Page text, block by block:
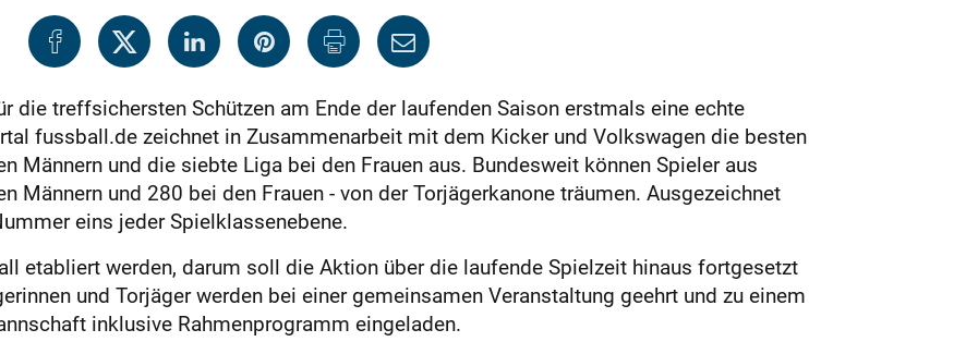
die treffsichersten Schützen am Ende der laufenden Saison erstmals eine echte
fussball.de zeichnet in Zusammenarbeit mit dem Kicker und Volkswagen die besten
Männern und die siebte Liga bei den Frauen aus. Bundesweit können Spieler aus
Männern und 280 bei den Frauen - von der Torjägerkanone träumen. Ausgezeichnet
eins jeder Spielklassenebene.
etabliert werden, darum soll die Aktion über die laufende Spielzeit hinaus fortgesetzt
und Torjäger werden bei einer gemeinsamen Veranstaltung geehrt und zu einem
inklusive Rahmenprogramm eingeladen.